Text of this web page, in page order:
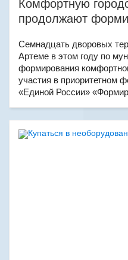
Комфортную
продолжают
Семнадцать дворовых
Артеме в этом году по
формирования
участия в приоритетном
«Единой России»